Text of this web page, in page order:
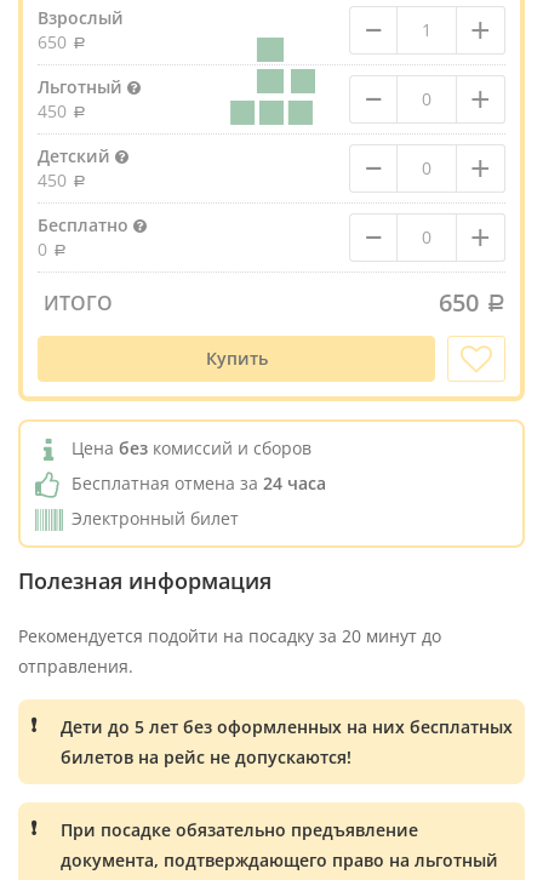
Взрослый
650
– +
Льготный
450
– +
Детский
450
– +
Бесплатно
0
– +
ИТОГО 650
Купить
Цена без комиссий и сборов
Бесплатная отмена за 24 часа
Электронный билет
Полезная информация
Рекомендуется подойти на посадку за 20 минут до
отправления.
Дети до 5 лет без оформленных на них бесплатных
билетов на рейс не допускаются!
При посадке обязательно предъявление
документа, подтверждающего право на льготный